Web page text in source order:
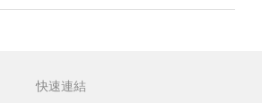
快速連結